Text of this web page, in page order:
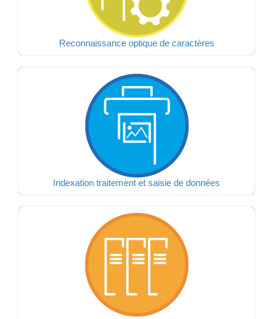
Reconnaissance optique de caractères
Indexation traitement et saisie de données